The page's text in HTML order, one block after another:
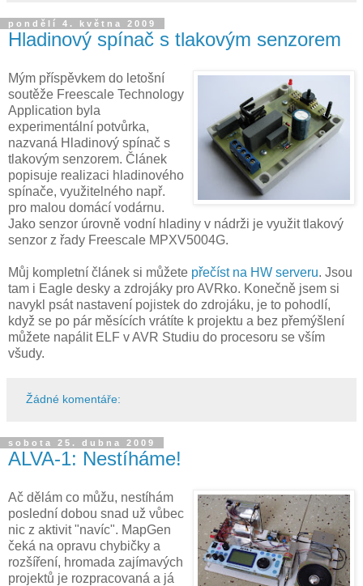
pondělí 4. května 2009
Hladinový spínač s tlakovým senzorem
Mým příspěvkem do letošní
soutěže Freescale Technology
Application byla
experimentální potvůrka,
nazvaná Hladinový spínač s
tlakovým senzorem. Článek
popisuje realizaci hladinového
spínače, využitelného např.
pro malou domácí vodárnu.
Jako senzor úrovně vodní hladiny v nádrži je využit tlakový
senzor z řady Freescale MPXV5004G.
Můj kompletní článek si můžete přečíst na HW serveru. Jsou
tam i Eagle desky a zdrojáky pro AVRko. Konečně jsem si
navykl psát nastavení pojistek do zdrojáku, je to pohodlí,
když se po pár měsících vrátíte k projektu a bez přemýšlení
můžete napálit ELF v AVR Studiu do procesoru se vším
všudy.
Žádné komentáře:
sobota 25. dubna 2009
ALVA-1: Nestíháme!
Ač dělám co můžu, nestíhám
poslední dobou snad už vůbec
nic z aktivit "navíc". MapGen
čeká na opravu chybičky a
rozšíření, hromada zajímavých
projektů je rozpracovaná a já